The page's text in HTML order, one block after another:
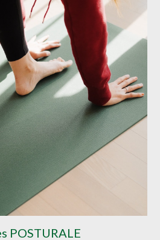
POSTURALE